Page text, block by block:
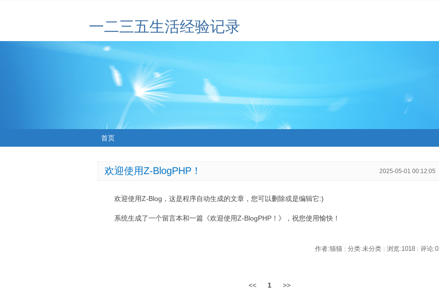
一二三五生活经验记录
首页
欢迎使用Z-BlogPHP！ 2025-05-01 00:12:05
欢迎使用Z-Blog，这是程序自动生成的文章，您可以删除或是编辑它:)
系统生成了一个留言本和一篇《欢迎使用Z-BlogPHP！》，祝您使用愉快！
作者:猫猫 | 分类:未分类 | 浏览:1018 | 评论:0
<< 1 >>